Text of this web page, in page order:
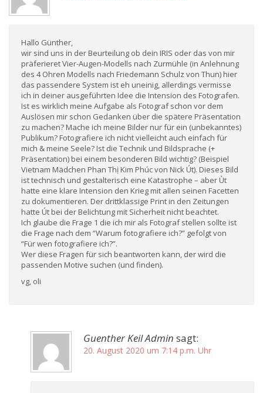
Hallo Günther,
wir sind uns in der Beurteilung ob dein IRIS oder das von mir
präferieret Vier-Augen-Modells nach Zurmühle (in Anlehnung
des 4 Ohren Modells nach Friedemann Schulz von Thun) hier
das passendere System ist eh uneinig, allerdings vermisse
ich in deiner ausgeführten Idee die Intension des Fotografen.
Ist es wirklich meine Aufgabe als Fotograf schon vor dem
Auslösen mir schon Gedanken über die spätere Präsentation
zu machen? Mache ich meine Bilder nur für ein (unbekanntes)
Publikum? Fotografiere ich nicht vielleicht auch einfach für
mich & meine Seele? Ist die Technik und Bildsprache (+
Präsentation) bei einem besonderen Bild wichtig? (Beispiel
Vietnam Mädchen Phan Thị Kim Phúc von Nick Út). Dieses Bild
ist technisch und gestalterisch eine Katastrophe – aber Ùt
hatte eine klare Intension den Krieg mit allen seinen Facetten
zu dokumentieren. Der drittklassige Print in den Zeitungen
hatte Út bei der Belichtung mit Sicherheit nicht beachtet.
Ich glaube die Frage 1 die ich mir als Fotograf stellen sollte ist
die Frage nach dem “Warum fotografiere ich?” gefolgt von
“Für wen fotografiere ich?”.
Wer diese Fragen für sich beantworten kann, der wird die
passenden Motive suchen (und finden).
vg, oli
Guenther Keil Admin sagt:
20. August 2020 um 7:14 p.m. Uhr